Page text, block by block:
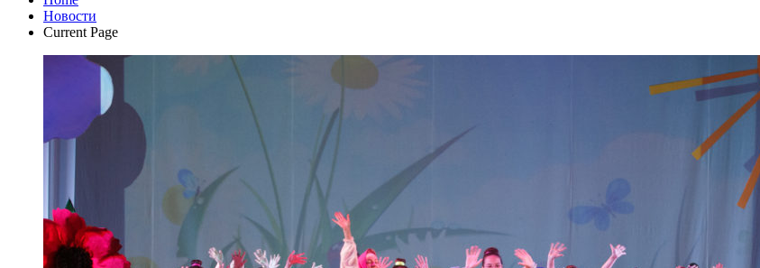
Новости
Current Page